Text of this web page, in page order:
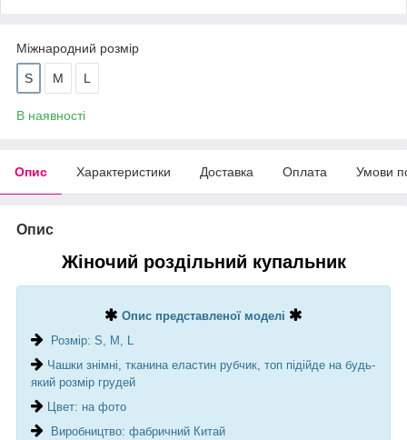
Міжнародний розмір
S M L
В наявності
Опис Характеристики Доставка Оплата Умови
Опис
Жіночий роздільний купальник
Опис представленої моделі
Розмір: S, M, L
Чашки знімні, тканина еластин рубчик, топ підійде на будь-
який розмір грудей
Цвет: на фото
Виробництво: фабричний Китай